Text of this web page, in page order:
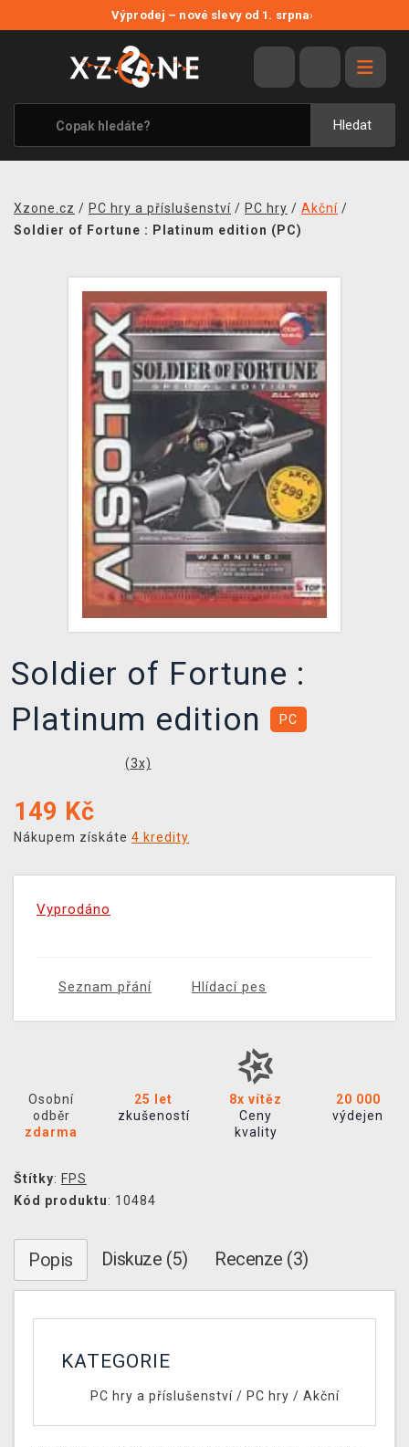
Výprodej – nové slevy od 1. srpna›
Hledat
VÝPRODEJ
VIDEOHRY
XZONE ORIGINALS
TÉMATIKY
MERCHANDISE
KONTAKT
PRODEJNY
DOPRAVA
XZONE KLUB
TCG & BOARDGAME HUB
VÝKUP HER (BAZAR)
Xzone.cz / PC hry a příslušenství / PC hry / Akční /
Soldier of Fortune : Platinum edition (PC)
Soldier of Fortune :
Platinum edition
PC
(3x)
149 Kč
Nákupem získáte 4 kredity
Vyprodáno
Seznam přání Hlídací pes
Osobní
odběr
zdarma
25 let
zkušeností
8x vítěz
Ceny
kvality
20 000
výdejen
Štítky: FPS
Kód produktu: 10484
Popis Diskuze (5) Recenze (3)
KATEGORIE
PC hry a příslušenství/ PC hry / Akční